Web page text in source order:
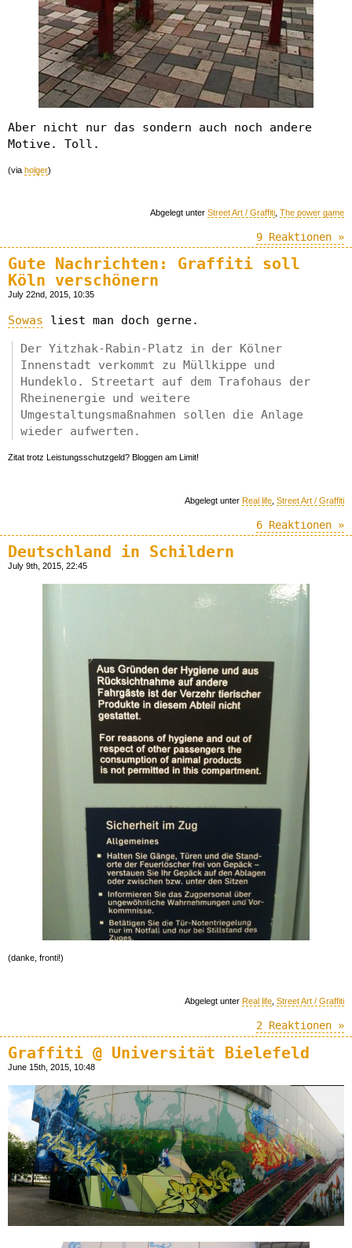
Aber nicht nur das sondern auch noch andere
Motive. Toll.
(via holger)
Abgelegt unter Street Art / Graffiti The power game
9 Reaktionen »
Gute Nachrichten: Graffiti soll
Köln verschönern
July 22nd, 2015, 10:35
Sowas liest man doch gerne.
Der Yitzhak-Rabin-Platz in der Kölner
Innenstadt verkommt zu Müllkippe und
Hundeklo. Streetart auf dem Trafohaus der
Rheinenergie und weitere
Umgestaltungsmaßnahmen sollen die Anlage
wieder aufwerten.
Zitat trotz Leistungsschutzgeld? Bloggen am Limit!
Abgelegt unter Real life Street Art / Graffiti
6 Reaktionen »
Deutschland in Schildern
July 9th, 2015, 22:45
(danke, fronti!)
Abgelegt unter Real life Street Art / Graffiti
2 Reaktionen »
Graffiti @ Universität Bielefeld
June 15th, 2015, 10:48